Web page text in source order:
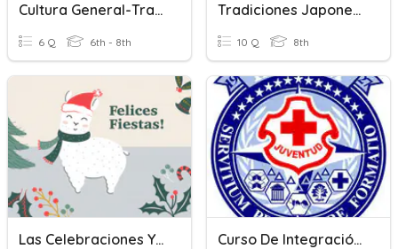
Cultura General-Tradiciones
6 Q 6th - 8th
Tradiciones Japonesas En El LMJ
10 Q 8th
Las Celebraciones Y Tradiciones Del Mundo Hispano Curso De Integración A Las Tradiciones